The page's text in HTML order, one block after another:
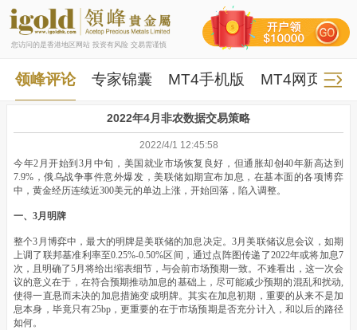
您访问的是香港地区网站 投资有风险 交易需谨慎
领峰评论 专家锦囊 MT4手机版 MT4网页版
2022年4月非农数据交易策略
2022/4/1 12:45:58
今年2月开始到3月中旬，美国就业市场恢复良好，但通胀却创40年新高达到
7.9%，俄乌战争事件意外爆发，美联储如期宣布加息，在基本面的各项博弈
中，黄金经历连续近300美元的单边上涨，开始回落，陷入调整。
一、3月明牌
整个3月博弈中，最大的明牌是美联储的加息决定。3月美联储议息会议，如期
上调了联邦基准利率至0.25%-0.50%区间，通过点阵图传递了2022年或将加息7
次，且明确了5月将给出缩表细节，与会前市场预期一致。不难看出，这一次会
议的意义在于，在符合预期推动加息的基础上，尽可能减少预期的混乱和扰动,
使得一直悬而未决的加息措施变成明牌。其实在加息初期，重要的从来不是加
息本身，毕竟只有25bp，更重要的在于市场预期是否充分计入，和以后的路径
如何。